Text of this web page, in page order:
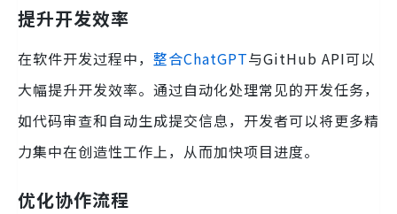
提升开发效率
在软件开发过程中， 整合ChatGPT与GitHub API可以
大幅提升开发效率。通过自动化处理常见的开发任务，
如代码审查和自动生成提交信息，开发者可以将更多精
力集中在创造性工作上，从而加快项目进度。
优化协作流程